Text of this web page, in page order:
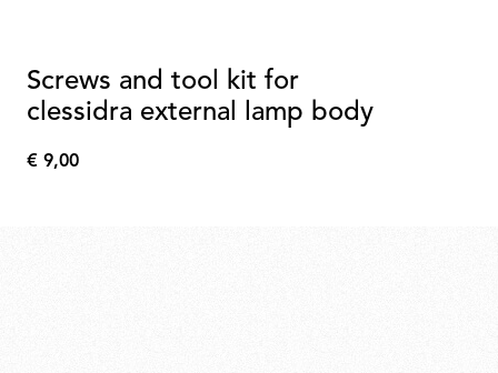
Screws and tool kit for
clessidra external lamp body
€
€ 9,00